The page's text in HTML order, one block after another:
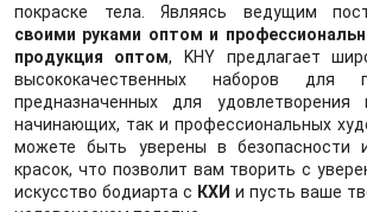
покраске тела. Являясь ведущим
своими руками оптом и
продукция оптом, KHY предлагает
высококачественных наборов для
предназначенных для удовлетворения
начинающих, так и профессиональных
можете быть уверены в безопасности
красок, что позволит вам творить с
искусство бодиарта с КХИ и пусть ваше